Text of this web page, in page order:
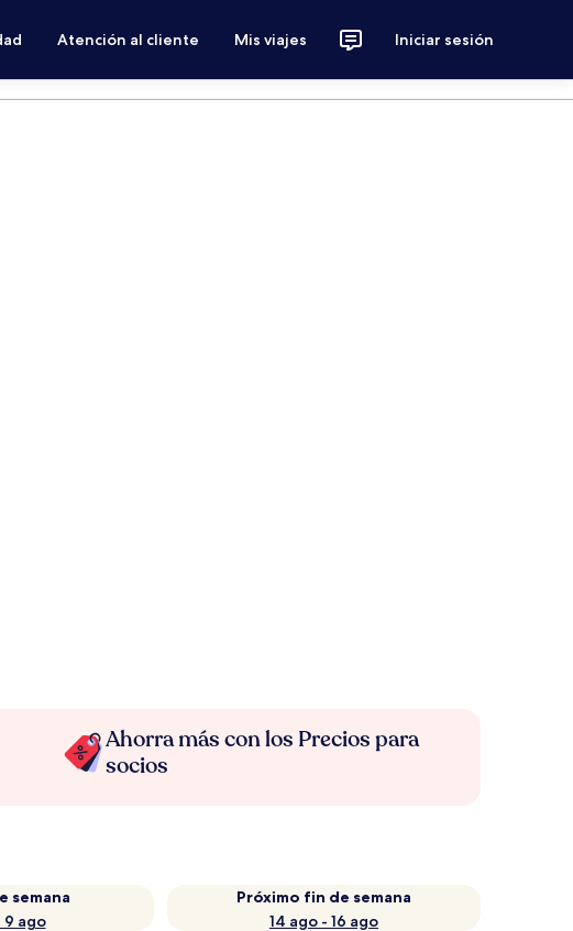
Atención al cliente Mis viajes Iniciar sesión
Ahorra más con los Precios para
socios
semana
9 ago
Próximo fin de semana
14 ago - 16 ago